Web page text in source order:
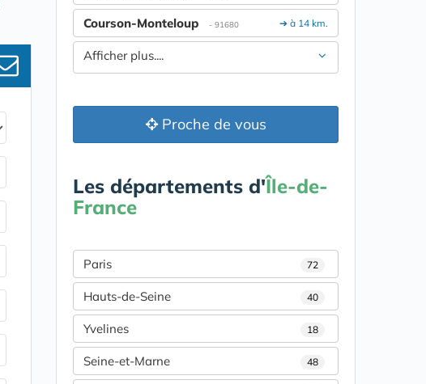
➔ à 14 km.
Courson-Monteloup - 91680
Afficher plus....
Proche de vous
Les départements d'Île-de-
France
Paris 72
Hauts-de-Seine 40
Yvelines 18
Seine-et-Marne 48